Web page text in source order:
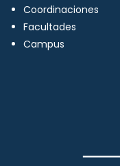
Coordinaciones
Facultades
Campus